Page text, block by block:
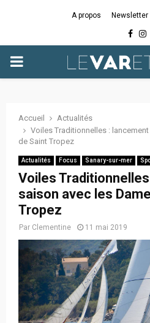
A propos Newsletter
PRIMARY
Accueil
Actualités
Voiles Traditionnelles :
de Saint Tropez
Actualités Focus Sanary-sur-mer
Voiles
saison avec les
Tropez
Par Clementine 11 mai 2019